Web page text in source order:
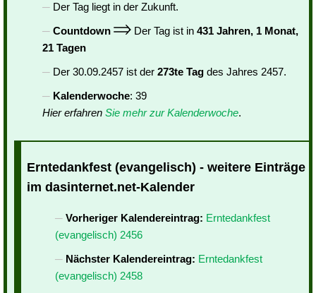
Der Tag liegt in der Zukunft.
Countdown
Der Tag ist in 431 Jahren, 1 Monat,
21 Tagen
Der 30.09.2457 ist der 273te Tag des Jahres 2457.
Kalenderwoche: 39
Hier erfahren Sie mehr zur Kalenderwoche.
Erntedankfest (evangelisch) - weitere Einträge
im dasinternet.net-Kalender
Vorheriger Kalendereintrag: Erntedankfest
(evangelisch) 2456
Nächster Kalendereintrag: Erntedankfest
(evangelisch) 2458